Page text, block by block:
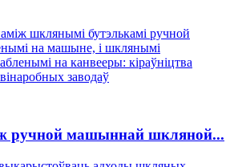
ручной машыннай шкляной...